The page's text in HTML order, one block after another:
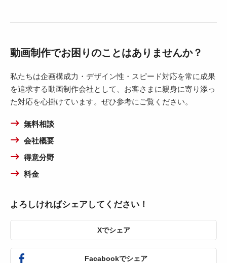
動画制作でお困りのことはありませんか？
私たちは企画構成力・デザイン性・スピード対応を常に成果
を追求する動画制作会社として、お客さまに親身に寄り添っ
た対応を心掛けています。ぜひ参考にご覧ください。
無料相談
会社概要
得意分野
料金
よろしければシェアしてください！
Xでシェア
Facabookでシェア